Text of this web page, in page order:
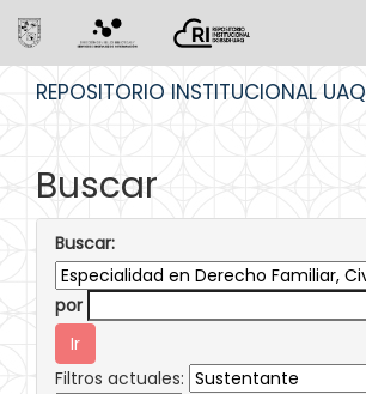
REPOSITORIO INSTITUCIONAL UAQ
Buscar
Buscar:
por
Filtros actuales: